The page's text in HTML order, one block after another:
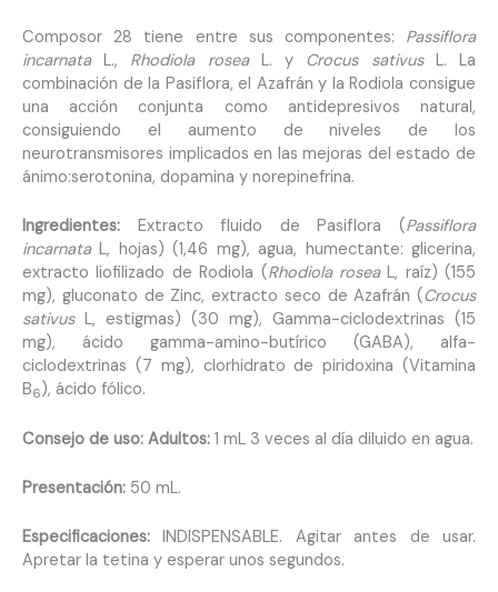
Composor 28 tiene entre sus componentes: Passiflora
incarnataL., Rhodiola roseaL. y Crocus sativusL. La
combinación de la Pasiflora, el Azafrán y la Rodiola consigue
una acción conjunta como antidepresivos natural,
consiguiendo el aumento de niveles de los
neurotransmisores implicados en las mejoras del estado de
ánimo:serotonina, dopamina y norepinefrina.
Ingredientes: Extracto fluido de Pasiflora (Passiflora
incarnataL, hojas) (1,46 mg), agua, humectante: glicerina,
extracto liofilizado de Rodiola (Rhodiola roseaL, raíz) (155
mg), gluconato de Zinc, extracto seco de Azafrán (Crocus
sativus L, estigmas) (30 mg), Gamma-ciclodextrinas (15
mg), ácido gamma-amino-butírico (GABA), alfa-
ciclodextrinas (7 mg), clorhidrato de piridoxina (Vitamina
B6), ácido fólico.
Consejo de uso: Adultos: 1 mL 3 veces al día diluido en agua.
Presentación: 50 mL.
Especificaciones: INDISPENSABLE. Agitar antes de usar.
Apretar la tetina y esperar unos segundos.